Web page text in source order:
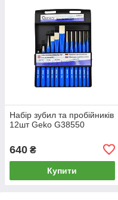
Набір зубил та пробійників
12шт Geko G38550
640 ₴
Купити